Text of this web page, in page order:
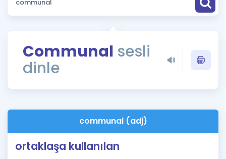
ÖSYM Sınav Takvimi
Kampanyalar
İngilizce Gramer
Communal sesli
dinle
communal (adj)
ortaklaşa kullanılan